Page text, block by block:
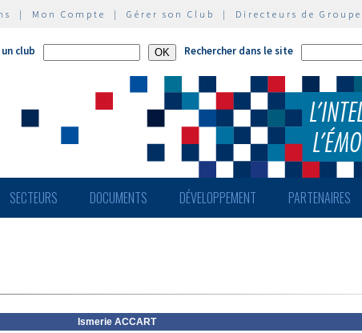
| Mon Compte | Gérer son Club | Directeurs de
club Rechercher dans le site
SECTEURS DOCUMENTS DÉVELOPPEMENT PARTENAIRES
Ismerie ACCART